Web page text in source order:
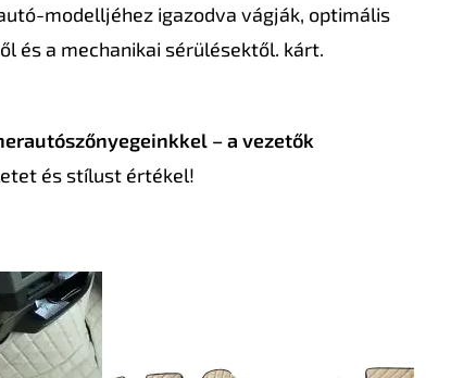
modelljéhez igazodva vágják, optimális
és a mechanikai sérülésektől. kárt.
– a vezetők
és stílust értékel!